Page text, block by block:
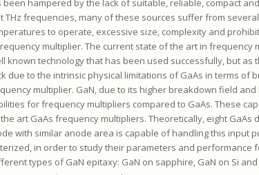
hampered by the lack of suitable, reliable, compact
THz frequencies, many of these sources suffer from
to operate, excessive size, complexity and
multiplier. The current state of the art in frequency
known technology that has been used successfully, but
due to the intrinsic physical limitations of GaAs in terms of
multiplier. GaN, due to its higher breakdown field
for frequency multipliers compared to GaAs. These
art GaAs frequency multipliers. Theoretically, eight
with similar anode area is capable of handling this input
in order to study their parameters and performance
types of GaN epitaxy: GaN on sapphire, GaN on Si